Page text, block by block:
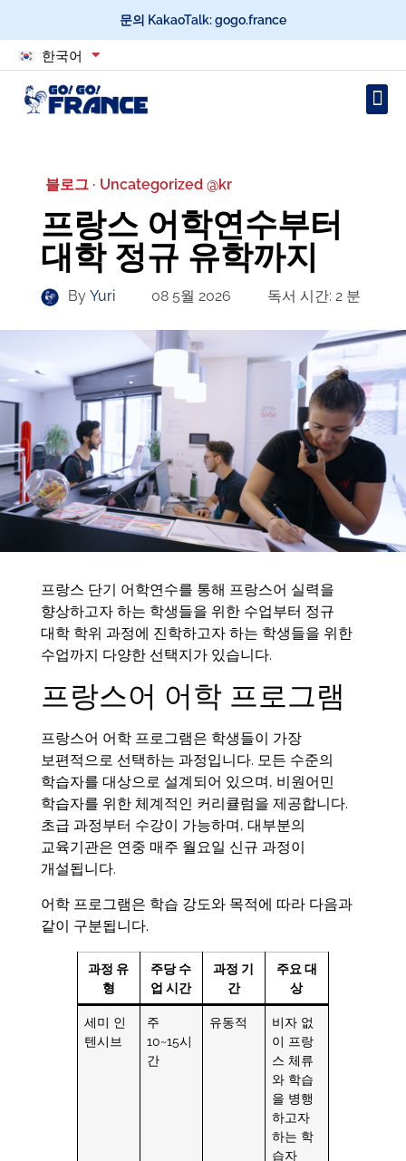
문의 KakaoTalk: gogo.france
한국어
블로그 · Uncategorized @kr
프랑스 어학연수부터
대학 정규 유학까지
By Yuri 08 5월 2026 독서 시간: 2 분
프랑스 단기 어학연수를 통해 프랑스어 실력을
향상하고자 하는 학생들을 위한 수업부터 정규
대학 학위 과정에 진학하고자 하는 학생들을 위한
수업까지 다양한 선택지가 있습니다.
프랑스어 어학 프로그램
프랑스어 어학 프로그램은 학생들이 가장
보편적으로 선택하는 과정입니다. 모든 수준의
학습자를 대상으로 설계되어 있으며, 비원어민
학습자를 위한 체계적인 커리큘럼을 제공합니다.
초급 과정부터 수강이 가능하며, 대부분의
교육기관은 연중 매주 월요일 신규 과정이
개설됩니다.
어학 프로그램은 학습 강도와 목적에 따라 다음과
같이 구분됩니다.
과정 유
형
주당 수
업 시간
과정 기
간
주요 대
상
세미 인
텐시브
주
10~15시
간
유동적
비자 없
이 프랑
스 체류
와 학습
을 병행
하고자
하는 학
습자